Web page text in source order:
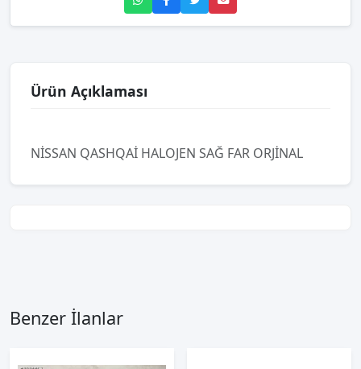
Ürün Açıklaması
NİSSAN QASHQAİ HALOJEN SAĞ FAR ORJİNAL
Benzer İlanlar